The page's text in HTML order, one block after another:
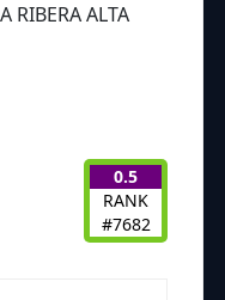
ALTA
0.5
RANK
#7682